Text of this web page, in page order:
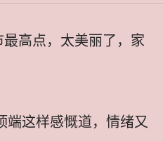
最高点，太美丽了，家
端这样感慨道，情绪又